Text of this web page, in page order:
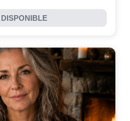
DISPONIBLE